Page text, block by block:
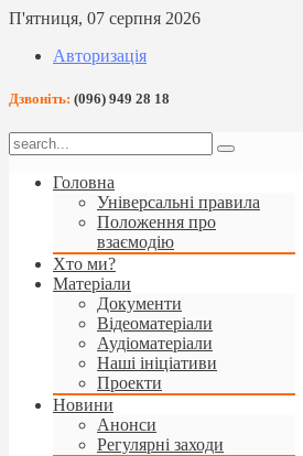
П'ятниця, 07 серпня 2026
Авторизація
Дзвоніть: (096) 949 28 18
Головна
Універсальні правила
Положення про
взаємодію
Хто ми?
Матеріали
Документи
Відеоматеріали
Аудіоматеріали
Наші ініціативи
Проекти
Новини
Анонси
Регулярні заходи